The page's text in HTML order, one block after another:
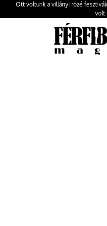
Ott voltunk a villányi rozé
volt